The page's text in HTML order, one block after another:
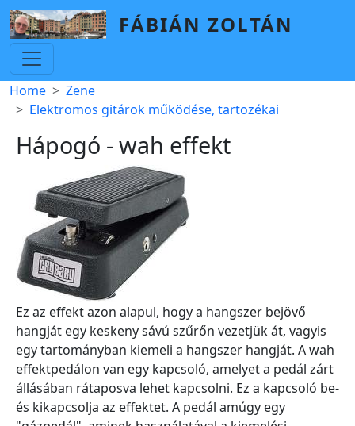
Skip to main content
FÁBIÁN ZOLTÁN
Breadcrumb
Home
Zene
Elektromos gitárok működése, tartozékai
Hápogó - wah effekt
Ez az effekt azon alapul, hogy a hangszer bejövő
hangját egy keskeny sávú szűrőn vezetjük át, vagyis
egy tartományban kiemeli a hangszer hangját. A wah
effektpedálon van egy kapcsoló, amelyet a pedál zárt
állásában rátaposva lehet kapcsolni. Ez a kapcsoló be-
és kikapcsolja az effektet. A pedál amúgy egy